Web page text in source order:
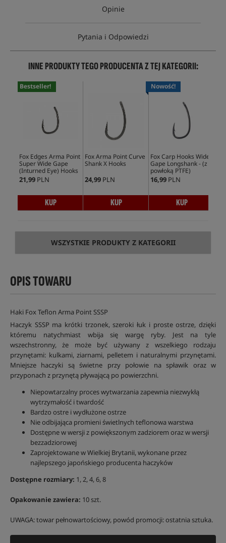
Opinie
Pytania i Odpowiedzi
INNE PRODUKTY TEGO PRODUCENTA Z TEJ KATEGORII:
Bestseller!
Fox Edges Arma Point
Super Wide Gape
(Inturned Eye) Hooks
21,99 PLN
KUP
Fox Arma Point Curve
Shank X Hooks
24,99 PLN
KUP
Nowość!
Fox Carp Hooks Wide
Gape Longshank - (z
powłoką PTFE)
16,99 PLN
KUP
WSZYSTKIE PRODUKTY Z KATEGORII
OPIS TOWARU
Haki Fox Teflon Arma Point SSSP
Haczyk SSSP ma krótki trzonek, szeroki łuk i proste ostrze, dzięki
któremu natychmiast wbija się wargę ryby. Jest na tyle
wszechstronny, że może być używany z wszelkiego rodzaju
przynętami: kulkami, ziarnami, pelletem i naturalnymi przynętami.
Mniejsze haczyki są świetne przy połowie na spławik oraz w
przyponach z przynętą pływającą po powierzchni.
Niepowtarzalny proces wytwarzania zapewnia niezwykłą
wytrzymałość i twardość
Bardzo ostre i wydłużone ostrze
Nie odbijająca promieni świetlnych teflonowa warstwa
Dostępne w wersji z powiększonym zadziorem oraz w wersji
bezzadziorowej
Zaprojektowane w Wielkiej Brytanii, wykonane przez
najlepszego japońskiego producenta haczyków
Dostępne rozmiary: 1, 2, 4, 6, 8
Opakowanie zawiera: 10 szt.
UWAGA: towar pełnowartościowy, powód promocji: ostatnia sztuka.